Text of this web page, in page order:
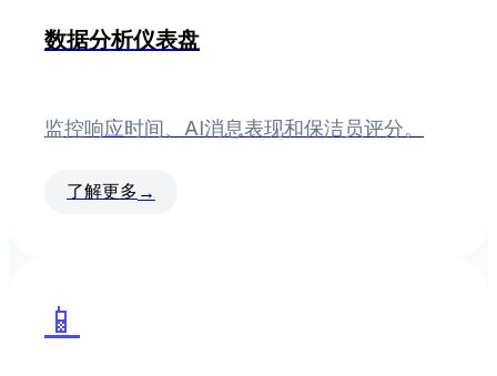
数据分析仪表盘
监控响应时间、AI消息表现和保洁员评分。
了解更多 →
📱